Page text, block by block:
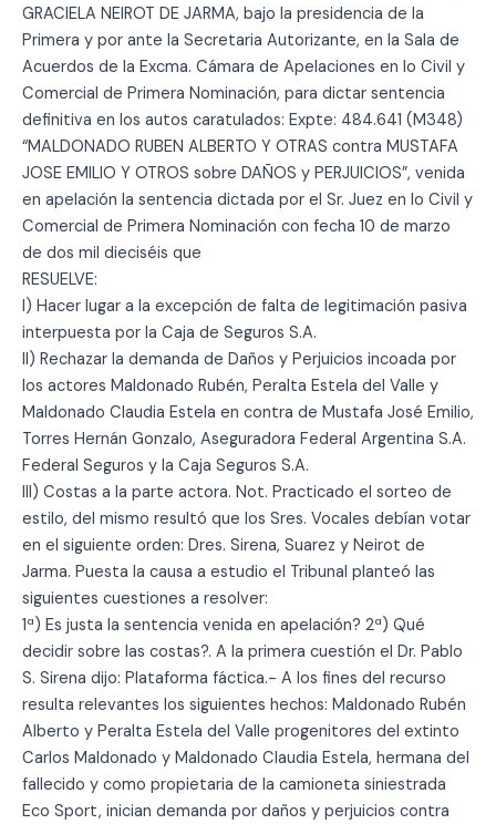
GRACIELA NEIROT DE JARMA, bajo la presidencia de la
Primera y por ante la Secretaria Autorizante, en la Sala de
Acuerdos de la Excma. Cámara de Apelaciones en lo Civil y
Comercial de Primera Nominación, para dictar sentencia
definitiva en los autos caratulados: Expte: 484.641 (M348)
“MALDONADO RUBEN ALBERTO Y OTRAS contra MUSTAFA
JOSE EMILIO Y OTROS sobre DAÑOS y PERJUICIOS”, venida
en apelación la sentencia dictada por el Sr. Juez en lo Civil y
Comercial de Primera Nominación con fecha 10 de marzo
de dos mil dieciséis que
RESUELVE:
I) Hacer lugar a la excepción de falta de legitimación pasiva
interpuesta por la Caja de Seguros S.A.
II) Rechazar la demanda de Daños y Perjuicios incoada por
los actores Maldonado Rubén, Peralta Estela del Valle y
Maldonado Claudia Estela en contra de Mustafa José Emilio,
Torres Hernán Gonzalo, Aseguradora Federal Argentina S.A.
Federal Seguros y la Caja Seguros S.A.
III) Costas a la parte actora. Not. Practicado el sorteo de
estilo, del mismo resultó que los Sres. Vocales debían votar
en el siguiente orden: Dres. Sirena, Suarez y Neirot de
Jarma. Puesta la causa a estudio el Tribunal planteó las
siguientes cuestiones a resolver:
1ª) Es justa la sentencia venida en apelación? 2ª) Qué
decidir sobre las costas?. A la primera cuestión el Dr. Pablo
S. Sirena dijo: Plataforma fáctica.- A los fines del recurso
resulta relevantes los siguientes hechos: Maldonado Rubén
Alberto y Peralta Estela del Valle progenitores del extinto
Carlos Maldonado y Maldonado Claudia Estela, hermana del
fallecido y como propietaria de la camioneta siniestrada
Eco Sport, inician demanda por daños y perjuicios contra